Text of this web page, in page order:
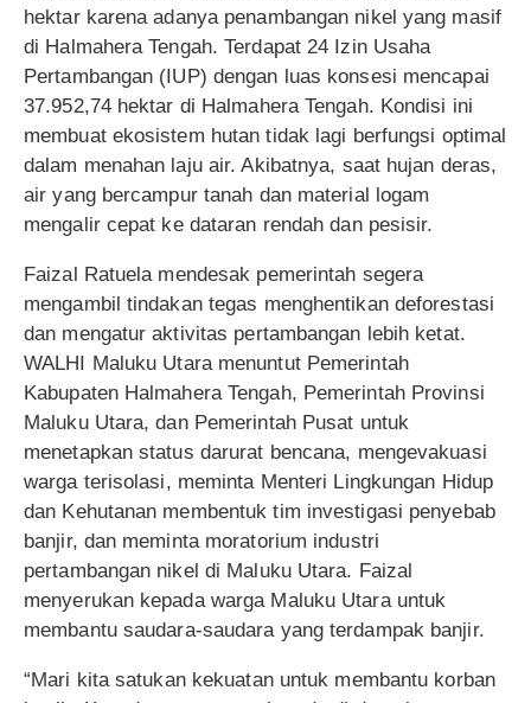
hektar karena adanya penambangan nikel yang masif
di Halmahera Tengah. Terdapat 24 Izin Usaha
Pertambangan (IUP) dengan luas konsesi mencapai
37.952,74 hektar di Halmahera Tengah. Kondisi ini
membuat ekosistem hutan tidak lagi berfungsi optimal
dalam menahan laju air. Akibatnya, saat hujan deras,
air yang bercampur tanah dan material logam
mengalir cepat ke dataran rendah dan pesisir.
Faizal Ratuela mendesak pemerintah segera
mengambil tindakan tegas menghentikan deforestasi
dan mengatur aktivitas pertambangan lebih ketat.
WALHI Maluku Utara menuntut Pemerintah
Kabupaten Halmahera Tengah, Pemerintah Provinsi
Maluku Utara, dan Pemerintah Pusat untuk
menetapkan status darurat bencana, mengevakuasi
warga terisolasi, meminta Menteri Lingkungan Hidup
dan Kehutanan membentuk tim investigasi penyebab
banjir, dan meminta moratorium industri
pertambangan nikel di Maluku Utara. Faizal
menyerukan kepada warga Maluku Utara untuk
membantu saudara-saudara yang terdampak banjir.
“Mari kita satukan kekuatan untuk membantu korban